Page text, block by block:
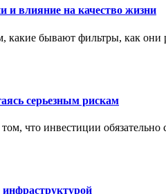
влияние на качество жизни
какие бывают фильтры, как
серьезным рискам
что инвестиции